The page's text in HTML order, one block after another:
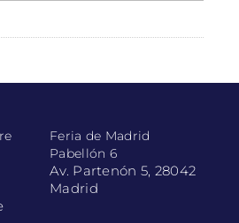
Feria de Madrid
Pabellón 6
Av. Partenón 5, 28042
Madrid